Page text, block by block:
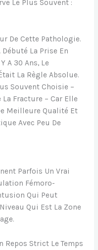
Le Plus Souvent :
De Cette Pathologie.
Débuté La Prise En
A 30 Ans, Le
La Règle Absolue.
Souvent Choisie –
Fracture – Car Elle
Meilleure Qualité Et
Avec Peu De
Parfois Un Vrai
Fémoro-
Qui Peut
Qui Est La Zone
Repos Strict Le Temps